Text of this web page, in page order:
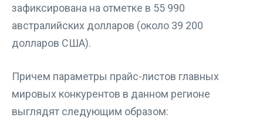
зафиксирована на отметке в 55 990
австралийских долларов (около 39 200
долларов США).
Причем параметры прайс-листов главных
мировых конкурентов в данном регионе
выглядят следующим образом: